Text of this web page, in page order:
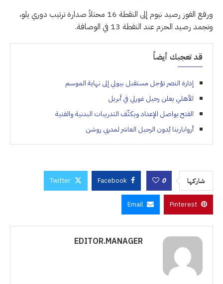
ورفع الفوز رصيد نيوم إلى النقطة 16 محتلاً صدارة ترتيب دوري يلو،
وتجمد رصيد الحزم عند النقطة 13 في الوصافة.
قد تعجبك أيضاً
إدارة النصر تؤجل مستقبل بيولي إلى نهاية الموسم
الأهلي يعلن رحيل غورلي في أبريل
الفتح يواصل الإعداد ويكثّف التدريبات البدنية والفنية
أروابارينا يُدون الرحيل العاشر لمدربي روشن
شاركها 0
Facebook
Twitter
Pinterest
Email
EDITOR.MANAGER